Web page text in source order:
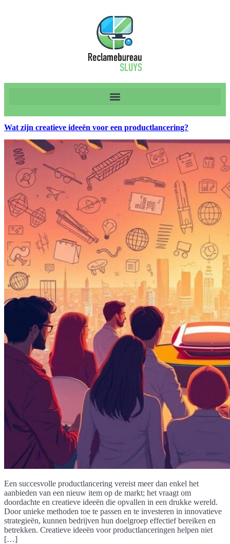
Wat zijn creatieve ideeën voor een productlancering?
Een succesvolle productlancering vereist meer dan enkel het
aanbieden van een nieuw item op de markt; het vraagt om
doordachte en creatieve ideeën die opvallen in een drukke wereld.
Door unieke methoden toe te passen en te investeren in innovatieve
strategieën, kunnen bedrijven hun doelgroep effectief bereiken en
betrekken. Creatieve ideeën voor productlanceringen helpen niet
[…]